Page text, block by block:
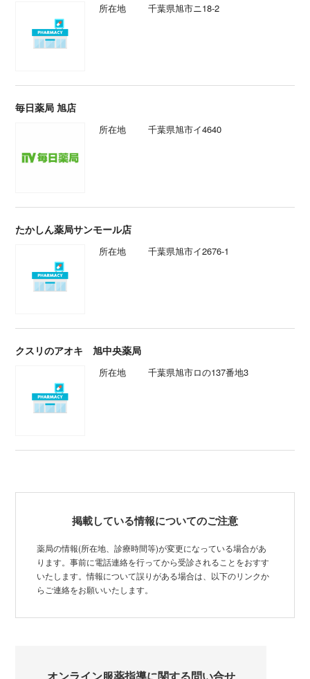
所在地 千葉県旭市ニ18-2
毎日薬局 旭店
所在地 千葉県旭市イ4640
たかしん薬局サンモール店
所在地 千葉県旭市イ2676-1
クスリのアオキ 旭中央薬局
所在地 千葉県旭市ロの137番地3
掲載している情報についてのご注意
薬局の情報(所在地、診療時間等)が変更になっている場合があ
ります。事前に電話連絡を行ってから受診されることをおすす
いたします。情報について誤りがある場合は、以下のリンクか
らご連絡をお願いいたします。
オンライン服薬指導に関する問い合せ